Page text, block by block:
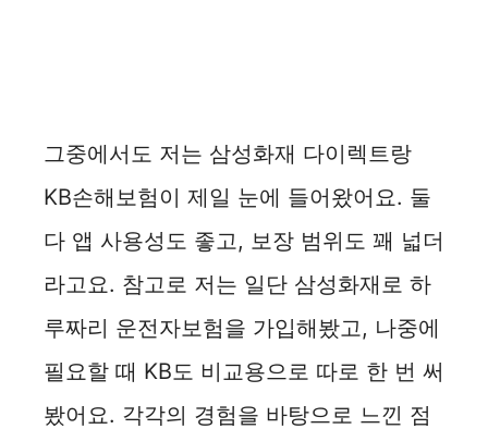
그중에서도 저는 삼성화재 다이렉트랑
KB손해보험이 제일 눈에 들어왔어요. 둘
다 앱 사용성도 좋고, 보장 범위도 꽤 넓더
라고요. 참고로 저는 일단 삼성화재로 하
루짜리 운전자보험을 가입해봤고, 나중에
필요할 때 KB도 비교용으로 따로 한 번 써
봤어요. 각각의 경험을 바탕으로 느낀 점